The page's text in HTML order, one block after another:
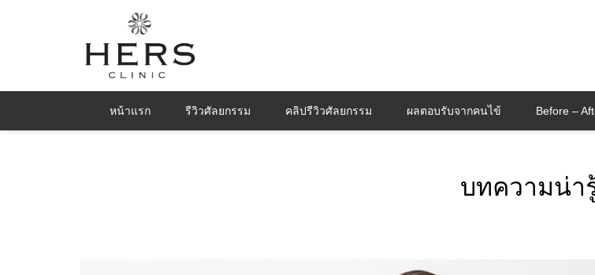
หน้าแรก รีวิวศัลยกรรม คลิปรีวิวศัลยกรรม ผลตอบรับจากคนไข้ Before –
บทความน่า